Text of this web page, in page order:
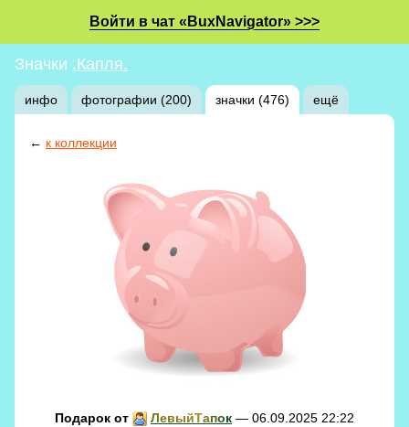
Войти в чат «BuxNavigator» >>>
Значки .Капля.
инфо фотографии (200) значки (476) ещё
← к коллекции
Подарок от ЛевыйТапок — 06.09.2025 22:22